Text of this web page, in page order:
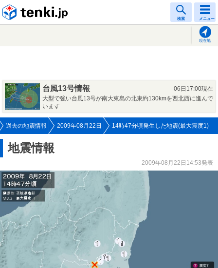
検索 メニュー
現在地
台風13号情報
06日17:00現在
大型で強い台風13号が南大東島の北東約130kmを西北西に進んで
います
過去の地震情報 2009年08月22日 14時47分頃発生した地震(最大震度1)
地震情報
2009年08月22日14:53発表